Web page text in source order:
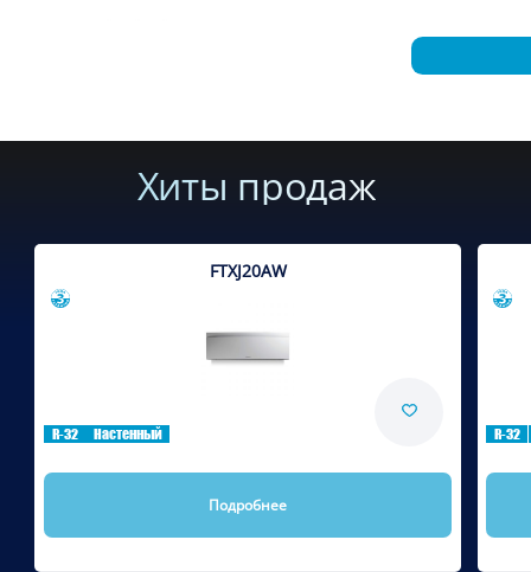
Хиты продаж
FTXJ20AW
R-32 Настенный
Подробнее
R-32